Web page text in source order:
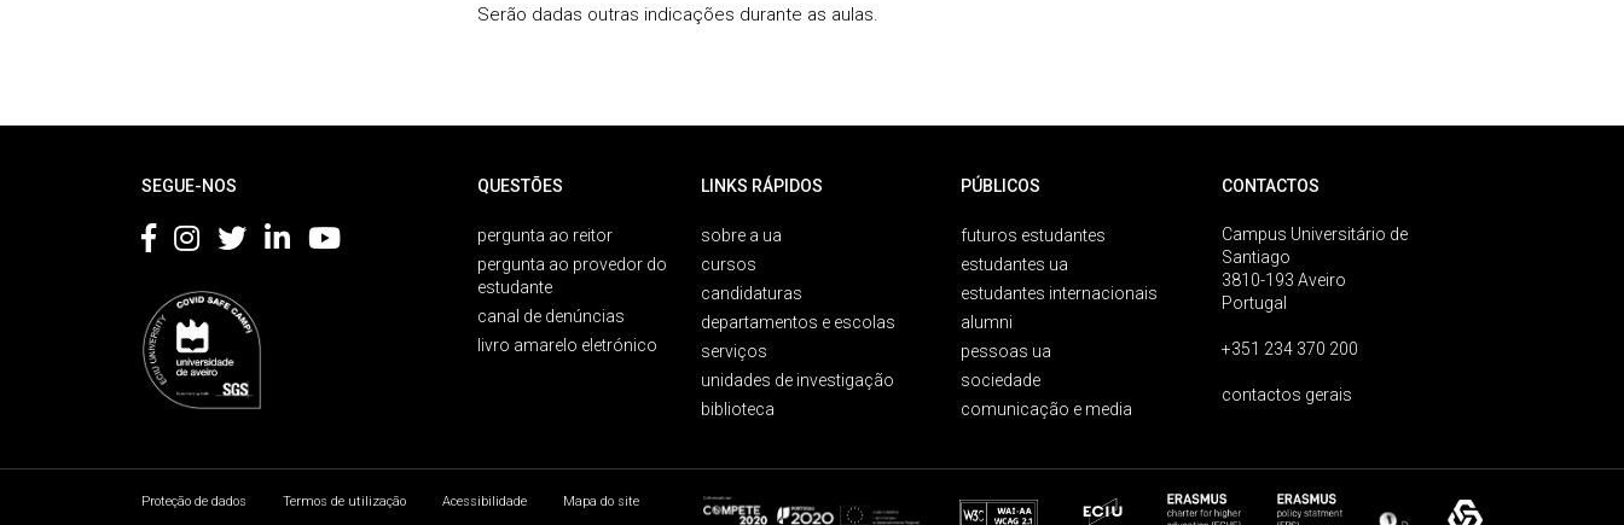
Serão dadas outras indicações durante as aulas.
SEGUE-NOS QUESTÕES
pergunta ao reitor
pergunta ao provedor do
estudante
canal de denúncias
livro amarelo eletrónico
LINKS RÁPIDOS
sobre a ua
cursos
candidaturas
departamentos e escolas
serviços
unidades de investigação
biblioteca
PÚBLICOS
futuros estudantes
estudantes ua
estudantes internacionais
alumni
pessoas ua
sociedade
comunicação e media
CONTACTOS
Campus Universitário de
Santiago
3810-193 Aveiro
Portugal
+351 234 370 200
contactos gerais
Proteção de dados Termos de utilização Acessibilidade
Mapa do site